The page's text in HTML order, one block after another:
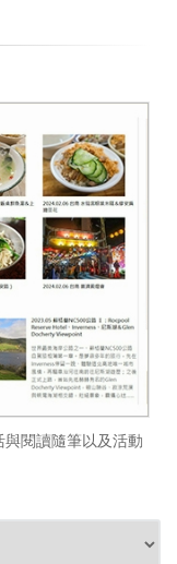
閱讀隨筆以及活動